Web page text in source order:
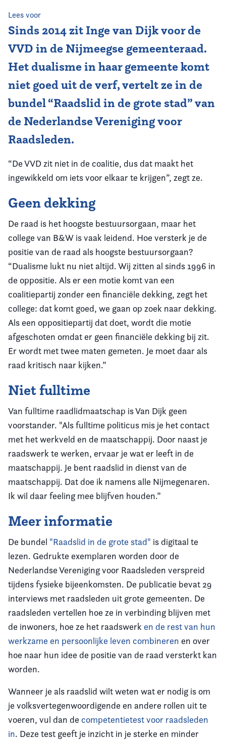
Lees voor
Sinds 2014 zit Inge van Dijk voor de
VVD in de Nijmeegse gemeenteraad.
Het dualisme in haar gemeente komt
niet goed uit de verf, vertelt ze in de
bundel “Raadslid in de grote stad” van
de Nederlandse Vereniging voor
Raadsleden.
“De VVD zit niet in de coalitie, dus dat maakt het
ingewikkeld om iets voor elkaar te krijgen”, zegt ze.
Geen dekking
De raad is het hoogste bestuursorgaan, maar het
college van B&W is vaak leidend. Hoe versterk je de
positie van de raad als hoogste bestuursorgaan?
“Dualisme lukt nu niet altijd. Wij zitten al sinds 1996 in
de oppositie. Als er een motie komt van een
coalitiepartij zonder een financiële dekking, zegt het
college: dat komt goed, we gaan op zoek naar dekking.
Als een oppositiepartij dat doet, wordt die motie
afgeschoten omdat er geen financiële dekking bij zit.
Er wordt met twee maten gemeten. Je moet daar als
raad kritisch naar kijken.”
Niet fulltime
Van fulltime raadlidmaatschap is Van Dijk geen
voorstander. "Als fulltime politicus mis je het contact
met het werkveld en de maatschappij. Door naast je
raadswerk te werken, ervaar je wat er leeft in de
maatschappij. Je bent raadslid in dienst van de
maatschappij. Dat doe ik namens alle Nijmegenaren.
Ik wil daar feeling mee blijfven houden.”
Meer informatie
De bundel "Raadslid in de grote stad" is digitaal te
lezen. Gedrukte exemplaren worden door de
Nederlandse Vereniging voor Raadsleden verspreid
tijdens fysieke bijeenkomsten. De publicatie bevat 29
interviews met raadsleden uit grote gemeenten. De
raadsleden vertellen hoe ze in verbinding blijven met
de inwoners, hoe ze het raadswerk en de rest van hun
werkzame en persoonlijke leven combineren en over
hoe naar hun idee de positie van de raad versterkt kan
worden.
Wanneer je als raadslid wilt weten wat er nodig is om
je volksvertegenwoordigende en andere rollen uit te
voeren, vul dan de competentietest voor raadsleden
in. Deze test geeft je inzicht in je sterke en minder